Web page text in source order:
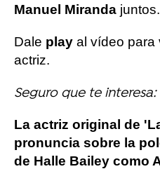
Manuel Miranda juntos.
Dale play al vídeo para
actriz.
Seguro que te interesa:
La actriz original de
pronuncia sobre la
de Halle Bailey como